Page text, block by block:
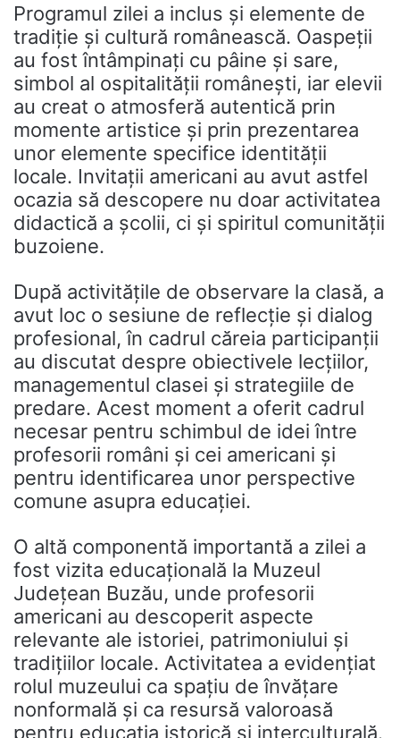
Programul zilei a inclus și elemente de
tradiție și cultură românească. Oaspeții
au fost întâmpinați cu pâine și sare,
simbol al ospitalității românești, iar elevii
au creat o atmosferă autentică prin
momente artistice și prin prezentarea
unor elemente specifice identității
locale. Invitații americani au avut astfel
ocazia să descopere nu doar activitatea
didactică a școlii, ci și spiritul comunității
buzoiene.
După activitățile de observare la clasă, a
avut loc o sesiune de reflecție și dialog
profesional, în cadrul căreia participanții
au discutat despre obiectivele lecțiilor,
managementul clasei și strategiile de
predare. Acest moment a oferit cadrul
necesar pentru schimbul de idei între
profesorii români și cei americani și
pentru identificarea unor perspective
comune asupra educației.
O altă componentă importantă a zilei a
fost vizita educațională la Muzeul
Județean Buzău, unde profesorii
americani au descoperit aspecte
relevante ale istoriei, patrimoniului și
tradițiilor locale. Activitatea a evidențiat
rolul muzeului ca spațiu de învățare
nonformală și ca resursă valoroasă
pentru educația istorică și interculturală.